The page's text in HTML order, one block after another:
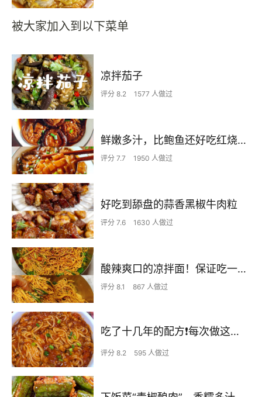
被大家加入到以下菜单
凉拌茄子
评分 8.2 1577 人做过
鲜嫩多汁，比鲍鱼还好吃红烧香菇
评分 7.7 1950 人做过
好吃到舔盘的蒜香黑椒牛肉粒
评分 7.6 1630 人做过
酸辣爽口的凉拌面！保证吃一次就上瘾
评分 8.1 867 人做过
吃了十几年的配方❗️每次做这至少吃2碗
评分 8.2 595 人做过